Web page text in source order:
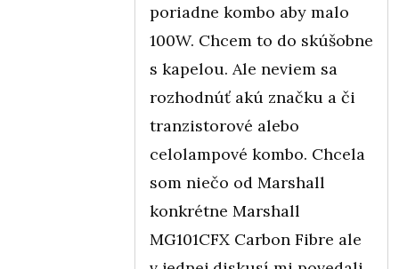
poriadne kombo aby malo
100W. Chcem to do skúšobne
s kapelou. Ale neviem sa
rozhodnúť akú značku a či
tranzistorové alebo
celolampové kombo. Chcela
som niečo od Marshall
konkrétne Marshall
MG101CFX Carbon Fibre ale